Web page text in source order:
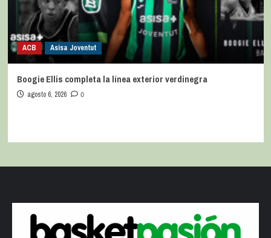
ACB Asisa Joventut
Boogie Ellis completa la línea exterior verdinegra
agosto 6, 2026 0